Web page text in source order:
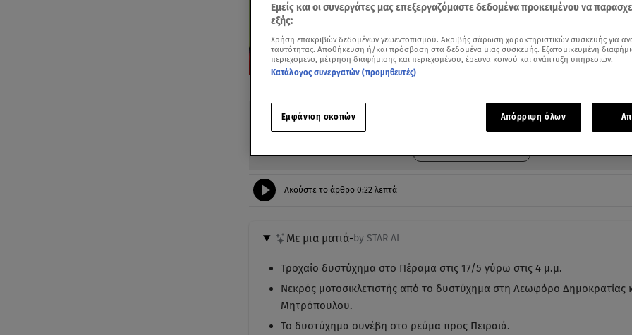
Δείτε περισσότερα άρθρα μας στην αναζήτηση σας
Δείτε περισσότερα άρθρα μας στα αποτελέσματα αναζήτησης
Ακούστε το άρθρο 0:22λεπτά
Με μια ματιά-by STAR AI
Τροχαίο δυστύχημα στο Πέραμα στις 17/5 γύρω στις 4 μ.μ.
Νεκρός μοτοσικλετιστής από το δυστύχημα στη Λεωφόρο Δημοκρατίας
Μητρόπουλου.
Το δυστύχημα συνέβη στο ρεύμα προς Πειραιά.
Εμείς και οι συνεργάτες μας επεξεργαζόμαστε δεδομένα προκειμένου να
εξής:
Χρήση επακριβών δεδομένων γεωεντοπισμού. Ακριβής σάρωση χαρακτηριστικών συσκευής για
ταυτότητας. Αποθήκευση ή/και πρόσβαση στα δεδομένα μιας συσκευής. Εξατομικευμένη
περιεχόμενο, μέτρηση διαφήμισης και περιεχομένου, έρευνα κοινού και ανάπτυξη υπηρεσιών.
Κατάλογος συνεργατών (προμηθευτές)
Εμφάνιση σκοπών Απόρριψη όλων